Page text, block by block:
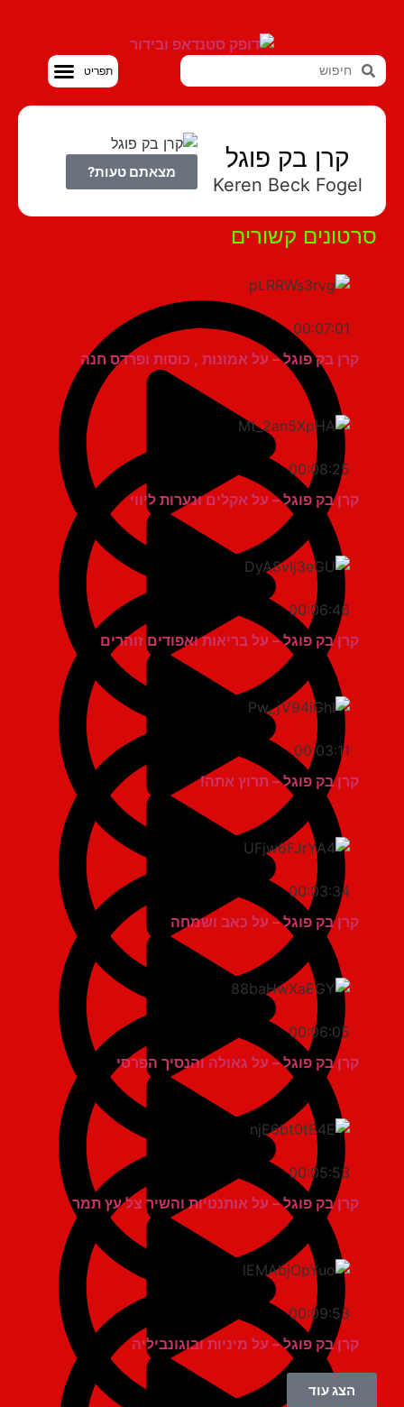
קרן בק פוגל
Keren Beck
מצאתם טעות?
קשורים
00:07:01
קרן בק פוגל – על אמונות , כוסות ופרדס חנה
00:08:25
קרן בק פוגל – על אקלים ונערות ליווי
00:06:46
קרן בק פוגל – על בריאות ואפודים זוהרים
00:03:11
קרן בק פוגל – תרוץ אתה!
00:03:34
קרן בק פוגל – על כאב ושמחה
00:06:05
קרן בק פוגל – על גאולה והנסיך הפרסי
00:05:53
קרן בק פוגל – על אותנטיות והשיר צל עץ תמר
00:09:53
קרן בק פוגל – על מיניות ובוגונביליה
הצג עוד